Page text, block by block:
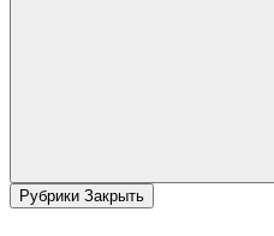
Рубрики Закрыть